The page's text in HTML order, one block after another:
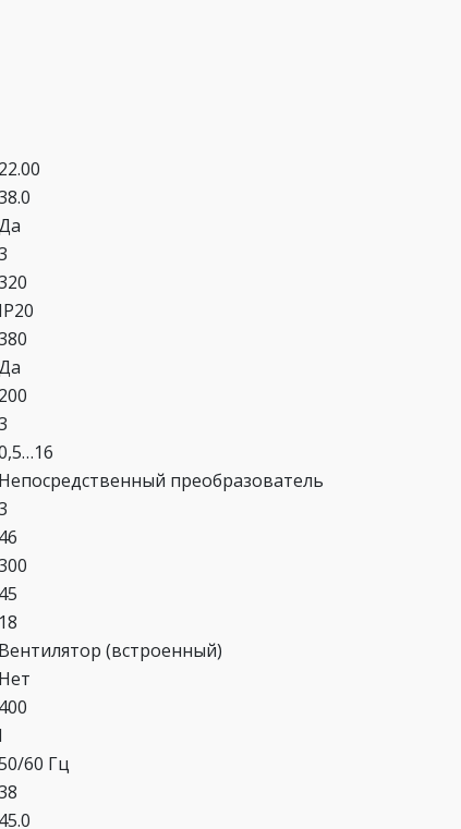
22.00
IP20
200
Непосредственный преобразователь
46
45
18
Вентилятор (встроенный)
Нет
400
I
60 Гц
45.0